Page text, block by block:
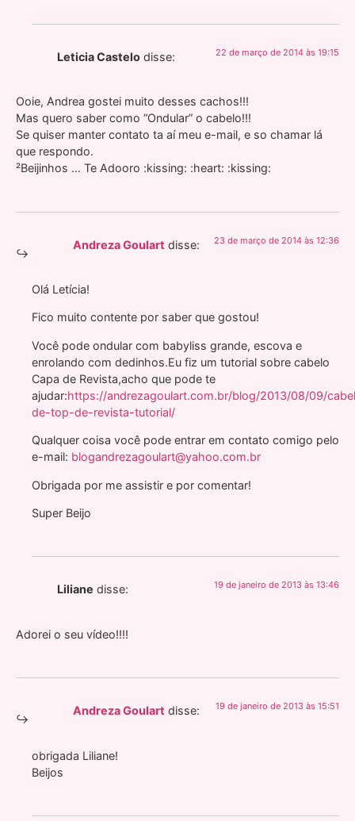
Leticia Castelo disse: 22 de março de 2014 às 19:15
Ooie, Andrea gostei muito desses cachos!!!
Mas quero saber como “Ondular” o cabelo!!!
Se quiser manter contato ta aí meu e-mail, e so chamar lá
que respondo.
²Beijinhos … Te Adooro :kissing: :heart: :kissing:
Andreza Goulart disse: 23 de março de 2014 às 12:36
Olá Letícia!
Fico muito contente por saber que gostou!
Você pode ondular com babyliss grande, escova e
enrolando com dedinhos.Eu fiz um tutorial sobre cabelo
Capa de Revista,acho que pode te
ajudar:https://andrezagoulart.com.br/blog/2013/08/09/
de-top-de-revista-tutorial/
Qualquer coisa você pode entrar em contato comigo pelo
e-mail: blogandrezagoulart@yahoo.com.br
Obrigada por me assistir e por comentar!
Super Beijo
Liliane disse: 19 de janeiro de 2013 às 13:46
Adorei o seu vídeo!!!!
Andreza Goulart disse: 19 de janeiro de 2013 às 15:51
obrigada Liliane!
Beijos